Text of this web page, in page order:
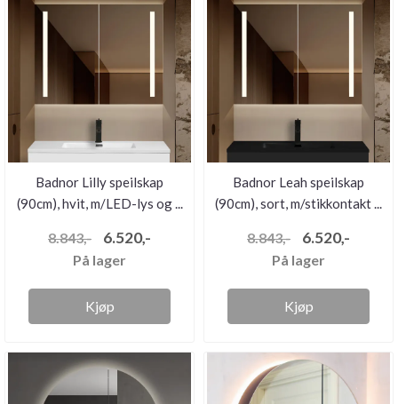
Badnor Lilly speilskap
(90cm), hvit, m/LED-lys og ...
8.843,- 6.520,-
På lager
Kjøp
Badnor Leah speilskap
(90cm), sort, m/stikkontakt ...
8.843,- 6.520,-
På lager
Kjøp